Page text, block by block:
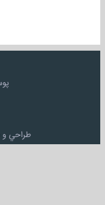
طراحي